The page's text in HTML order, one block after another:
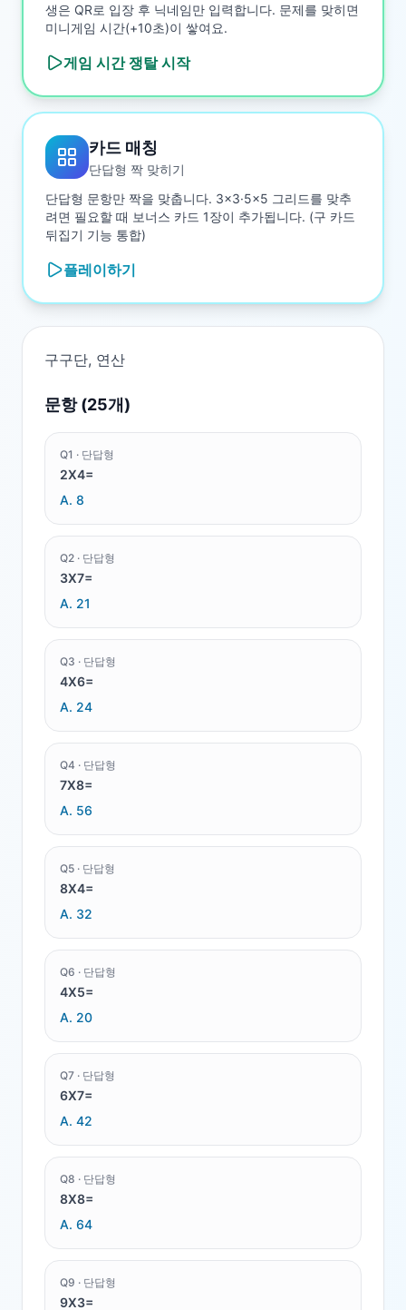
생은 QR로 입장 후 닉네임만 입력합니다. 문제를 맞히면
미니게임 시간(+10초)이 쌓여요.
게임 시간 쟁탈시작
카드 매칭
단답형 짝 맞히기
단답형 문항만 짝을 맞춥니다. 3×3·5×5 그리드를 맞추
려면 필요할 때 보너스 카드 1장이 추가됩니다. (구 카드
뒤집기 기능 통합)
플레이하기
구구단, 연산
문항 (25개)
Q1 · 단답형
2X4=
A. 8
Q2 · 단답형
3X7=
A. 21
Q3 · 단답형
4X6=
A. 24
Q4 · 단답형
7X8=
A. 56
Q5 · 단답형
8X4=
A. 32
Q6 · 단답형
4X5=
A. 20
Q7 · 단답형
6X7=
A. 42
Q8 · 단답형
8X8=
A. 64
Q9 · 단답형
9X3=